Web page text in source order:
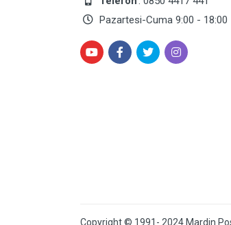
Pazartesi-Cuma 9:00 - 18:00
Copyright © 1991- 2024 Mardin